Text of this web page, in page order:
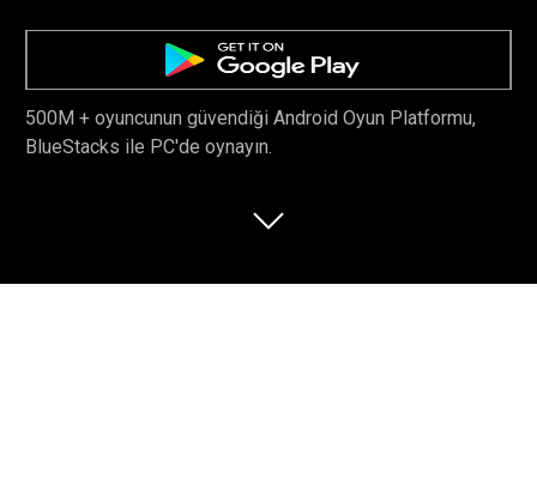
500M + oyuncunun güvendiği Android Oyun Platformu,
BlueStacks ile PC'de oynayın.